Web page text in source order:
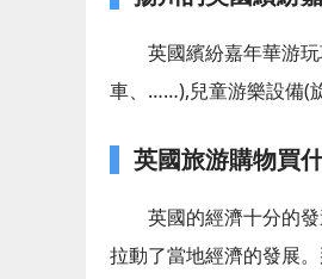
英國繽紛嘉年華游
車、……),兒童游樂設備(
英國旅游購物買
英國的經濟十分的
拉動了當地經濟的發展